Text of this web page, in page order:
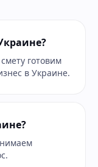
готовим
в Украине.